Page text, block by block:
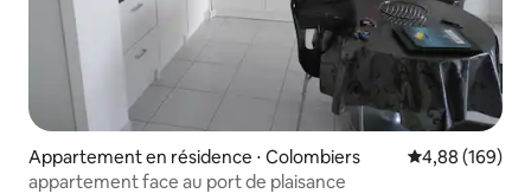
Appartement en résidence ⋅ Colombiers Évaluation
4,88 (169)
appartement face au port de plaisance